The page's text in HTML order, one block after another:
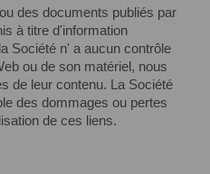
des documents publiés par
à titre d'information
Société n' a aucun contrôle
ou de son matériel, nous
de leur contenu. La Société
des dommages ou pertes
de ces liens.